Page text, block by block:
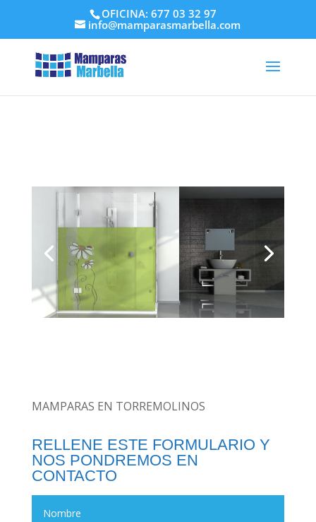
OFICINA: 677 03 32 97
info@mamparasmarbella.com
MAMPARAS EN TORREMOLINOS
RELLENE ESTE FORMULARIO Y
NOS PONDREMOS EN
CONTACTO